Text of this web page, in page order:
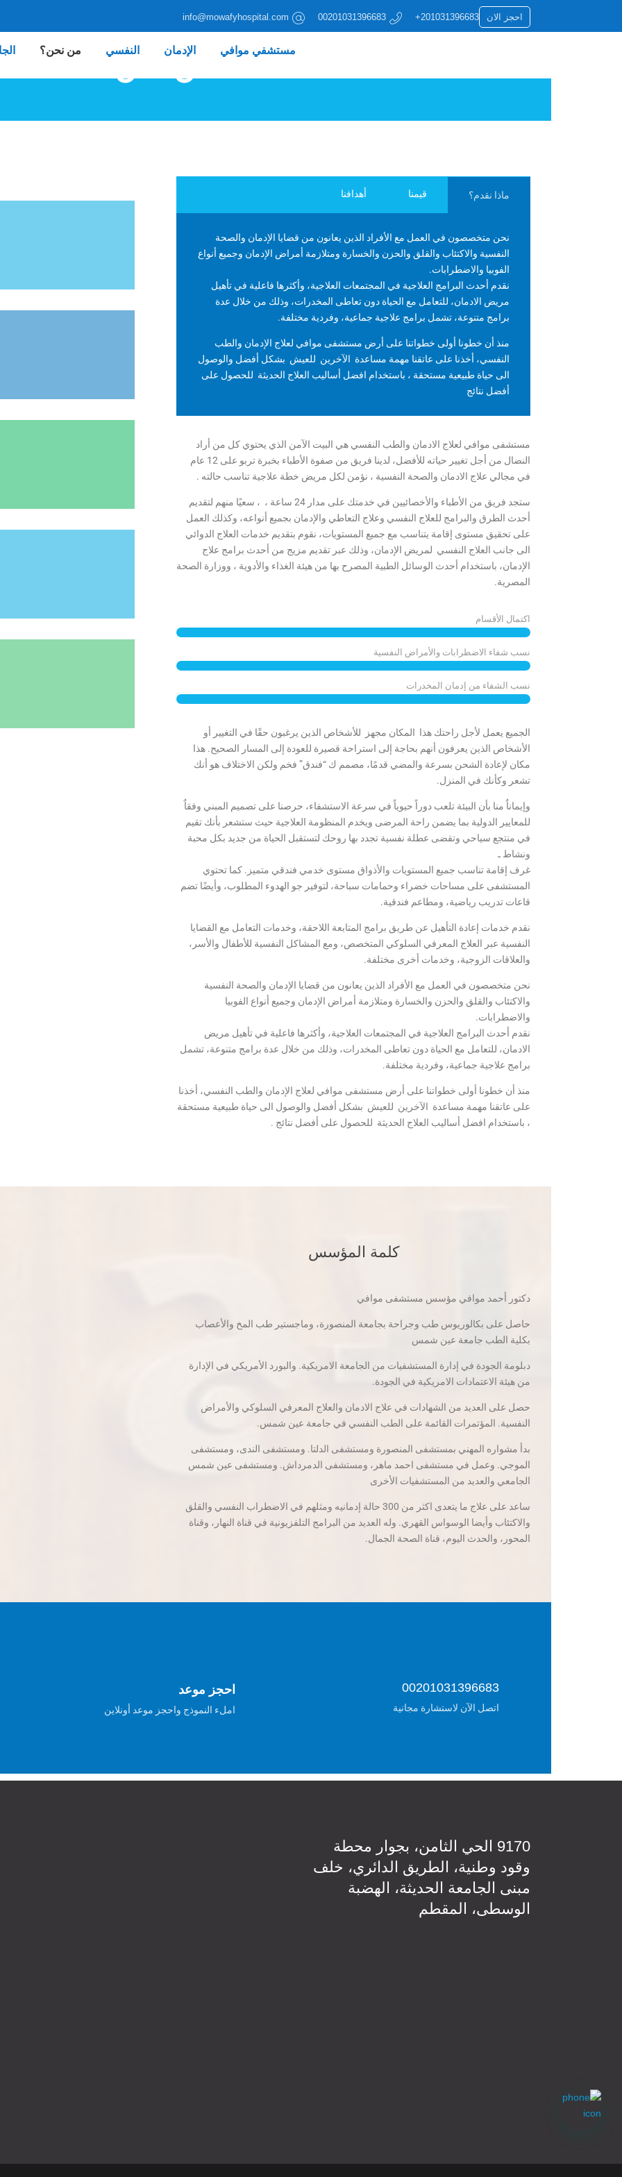
احجز الان +201031396683
00201031396683
info@mowafyhospital.com
مستشفي موافي الإدمان النفسي من نحن؟ من نحن؟
ماذا نقدم؟ قيمنا أهدافنا
نحن متخصصون في العمل مع الأفراد الذين يعانون من قضايا الإدمان والصحة
النفسية والاكتئاب والقلق والحزن والخسارة ومتلازمة أمراض الإدمان وجميع أنواع
الفوبيا والاضطرابات.
نقدم أحدث البرامج العلاجية في المجتمعات العلاجية، وأكثرها فاعلية في تأهيل
مريض الادمان، للتعامل مع الحياة دون تعاطى المخدرات، وذلك من خلال عدة
برامج متنوعة، تشمل برامج علاجية جماعية، وفردية مختلفة.
منذ أن خطونا أولى خطواتنا على أرض مستشفى موافي لعلاج الإدمان والطب
النفسي، أخذنا على عاتقنا مهمة مساعدة الآخرين للعيش بشكل أفضل والوصول
الى حياة طبيعية مستحقة ، باستخدام افضل أساليب العلاج الحديثة للحصول على
أفضل نتائج
مستشفى موافي لعلاج الادمان والطب النفسي هي البيت الآمن الذي يحتوي كل من أراد
النضال من أجل تغيير حياته للأفضل، لدينا فريق من صفوة الأطباء بخبرة تربو على 12 عام
في مجالي علاج الادمان والصحة النفسية ، نؤمن لكل مريض خطة علاجية تناسب حالته .
ستجد فريق من الأطباء والأخصائيين في خدمتك على مدار 24 ساعة ، ، سعيًا منهم لتقديم
أحدث الطرق والبرامج للعلاج النفسي وعلاج التعاطي والإدمان بجميع أنواعه، وكذلك العمل
على تحقيق مستوى إقامة يتناسب مع جميع المستويات، نقوم بتقديم خدمات العلاج الدوائي
الى جانب العلاج النفسي لمريض الإدمان، وذلك عبر تقديم مزيج من أحدث برامج علاج
الإدمان، باستخدام أحدث الوسائل الطبية المصرح بها من هيئة الغذاء والأدوية ، ووزارة الصحة
المصرية.
اكتمال الأقسام
نسب شفاء الاضطرابات والأمراض النفسية
نسب الشفاء من إدمان المخدرات
الجميع يعمل لأجل راحتك هذا المكان مجهز للأشخاص الذين يرغبون حقًا في التغيير أو
الأشخاص الذين يعرفون أنهم بحاجة إلى استراحة قصيرة للعودة إلى المسار الصحيح. هذا
مكان لإعادة الشحن بسرعة والمضي قدمًا، مصمم ك “فندق” فخم ولكن الاختلاف هو أنك
تشعر وكأنك في المنزل.
وإيماناٌ منا بأن البيئة تلعب دوراً حيوياً في سرعة الاستشفاء، حرصنا على تصميم المبني وفقاٌ
للمعايير الدولية بما يضمن راحة المرضى ويخدم المنظومة العلاجية حيث ستشعر بأنك تقيم
في منتجع سياحي وتقضى عطلة نفسية تجدد بها روحك لتستقبل الحياة من جديد بكل محبة
ونشاط ـ
غرف إقامة تناسب جميع المستويات والأذواق مستوى خدمي فندقي متميز. كما تحتوي
المستشفى على مساحات خضراء وحمامات سباحة، لتوفير جو الهدوء المطلوب، وأيضًا تضم
قاعات تدريب رياضية، ومطاعم فندقية.
نقدم خدمات إعادة التأهيل عن طريق برامج المتابعة اللاحقة، وخدمات التعامل مع القضايا
النفسية عبر العلاج المعرفي السلوكي المتخصص، ومع المشاكل النفسية للأطفال والأسر،
والعلاقات الزوجية، وخدمات أخرى مختلفة.
نحن متخصصون في العمل مع الأفراد الذين يعانون من قضايا الإدمان والصحة النفسية
والاكتئاب والقلق والحزن والخسارة ومتلازمة أمراض الإدمان وجميع أنواع الفوبيا
والاضطرابات.
نقدم أحدث البرامج العلاجية في المجتمعات العلاجية، وأكثرها فاعلية في تأهيل مريض
الادمان، للتعامل مع الحياة دون تعاطى المخدرات، وذلك من خلال عدة برامج متنوعة، تشمل
برامج علاجية جماعية، وفردية مختلفة.
منذ أن خطونا أولى خطواتنا على أرض مستشفى موافي لعلاج الإدمان والطب النفسي، أخذنا
على عاتقنا مهمة مساعدة الآخرين للعيش بشكل أفضل والوصول الى حياة طبيعية مستحقة
، باستخدام افضل أساليب العلاج الحديثة للحصول على أفضل نتائج .
كلمة المؤسس
دكتور أحمد موافي مؤسس مستشفى موافي
حاصل على بكالوريوس طب وجراحة بجامعة المنصورة، وماجستير طب المخ والأعصاب
بكلية الطب جامعة عين شمس
دبلومة الجودة في إدارة المستشفيات من الجامعة الامريكية. والبورد الأمريكي في الإدارة
من هيئة الاعتمادات الامريكية في الجودة.
حصل على العديد من الشهادات في علاج الادمان والعلاج المعرفي السلوكي والأمراض
النفسية. المؤتمرات القائمة على الطب النفسي في جامعة عين شمس.
بدأ مشواره المهني بمستشفى المنصورة ومستشفى الدلتا. ومستشفى الندى، ومستشفى
الموجي. وعمل في مستشفى احمد ماهر، ومستشفى الدمرداش. ومستشفى عين شمس
الجامعي والعديد من المستشفيات الأخرى
ساعد على علاج ما يتعدى اكثر من 300 حالة إدمانيه ومثلهم في الاضطراب النفسي والقلق
والاكتئاب وأيضا الوسواس القهري. وله العديد من البرامج التلفزيونية في قناة النهار، وقناة
المحور، والحدث اليوم، قناة الصحة الجمال.
00201031396683
اتصل الآن لاستشارة مجانية
احجز موعد
املء النموذج واحجز موعد أونلاين
9170 الحي الثامن، بجوار محطة
وقود وطنية، الطريق الدائري، خلف
مبنى الجامعة الحديثة، الهضبة
الوسطى، المقطم